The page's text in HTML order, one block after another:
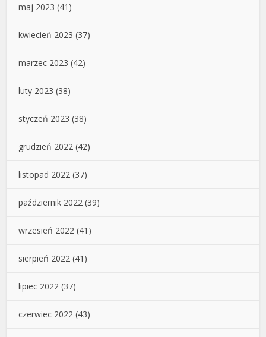
maj 2023 (41)
kwiecień 2023 (37)
marzec 2023 (42)
luty 2023 (38)
styczeń 2023 (38)
grudzień 2022 (42)
listopad 2022 (37)
październik 2022 (39)
wrzesień 2022 (41)
sierpień 2022 (41)
lipiec 2022 (37)
czerwiec 2022 (43)